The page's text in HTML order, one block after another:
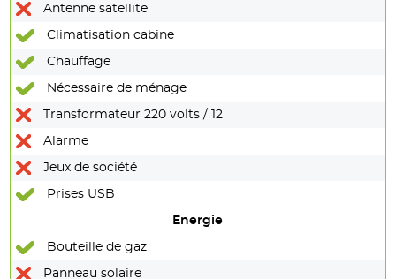
Antenne satellite
Climatisation cabine
Chauffage
Nécessaire de ménage
Transformateur 220 volts / 12
Alarme
Jeux de société
Prises USB
Energie
Bouteille de gaz
Panneau solaire